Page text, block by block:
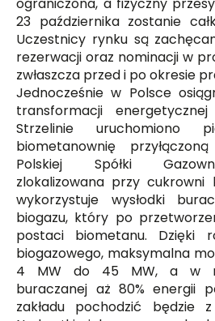
ograniczona, a fizyczny
23 października zostanie
Uczestnicy rynku są
rezerwacji oraz nominacji w
zwłaszcza przed i po okresie
Jednocześnie w Polsce
transformacji
Strzelinie uruchomiono
biometanownię
Polskiej Spółki
zlokalizowana przy cukrowni
wykorzystuje wysłodki
biogazu, który po
postaci biometanu. Dzięki
biogazowego, maksymalna
4 MW do 45 MW, a w
buraczanej aż 80% energii
zakładu pochodzić będzie